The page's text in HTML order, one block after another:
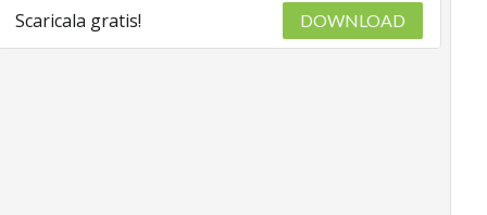
Scaricala gratis! DOWNLOAD